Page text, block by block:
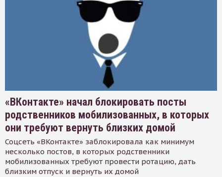
«ВКонтакте» начал блокировать посты
родственников мобилизованных, в которых
они требуют вернуть близких домой
Соцсеть «ВКонтакте» заблокировала как минимум
несколько постов, в которых родственники
мобилизованных требуют провести ротацию, дать
близким отпуск и вернуть их домой